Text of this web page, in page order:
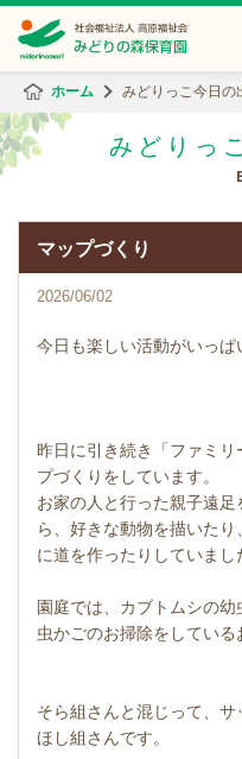
ホーム みどりっこ今日の
みどりっ
マップづくり
2026/06/02
今日も楽しい活動がいっぱ
昨日に引き続き「ファミリ
プづくりをしています。
お家の人と行った親子遠
ら、好きな動物を描いた
に道を作ったりしていまし
園庭では、カブトムシの幼
虫かごのお掃除をしている
そら組さんと混じって、サ
ほし組さんです。